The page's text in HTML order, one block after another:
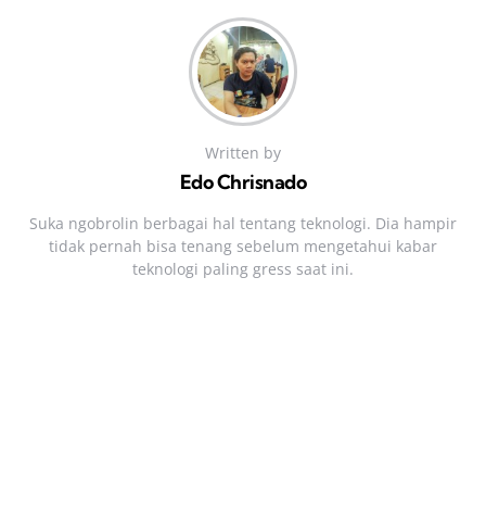
Written by
Edo Chrisnado
Suka ngobrolin berbagai hal tentang teknologi. Dia hampir
tidak pernah bisa tenang sebelum mengetahui kabar
teknologi paling gress saat ini.